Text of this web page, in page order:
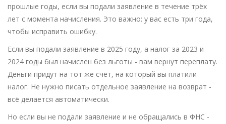
прошлые годы, если вы подали заявление в течение трёх
лет с момента начисления. Это важно: у вас есть три года,
чтобы исправить ошибку.
Если вы подали заявление в 2025 году, а налог за 2023 и
2024 годы был начислен без льготы - вам вернут переплату.
Деньги придут на тот же счёт, на который вы платили
налог. Не нужно писать отдельное заявление на возврат -
всё делается автоматически.
Но если вы не подали заявление и не обращались в ФНС -